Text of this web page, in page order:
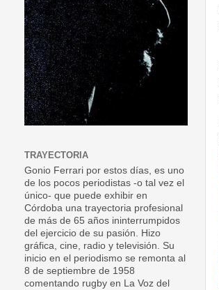
TRAYECTORIA
Gonio Ferrari por estos días, es uno
de los pocos periodistas -o tal vez el
único- que puede exhibir en
Córdoba una trayectoria profesional
de más de 65 años ininterrumpidos
del ejercicio de su pasión. Hizo
gráfica, cine, radio y televisión. Su
inicio en el periodismo se remonta al
8 de septiembre de 1958
comentando rugby en La Voz del